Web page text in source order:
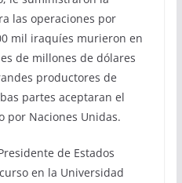
las operaciones por
mil iraquíes murieron en
de millones de dólares
productores de
partes aceptaran el
por Naciones Unidas.
de Estados
en la Universidad